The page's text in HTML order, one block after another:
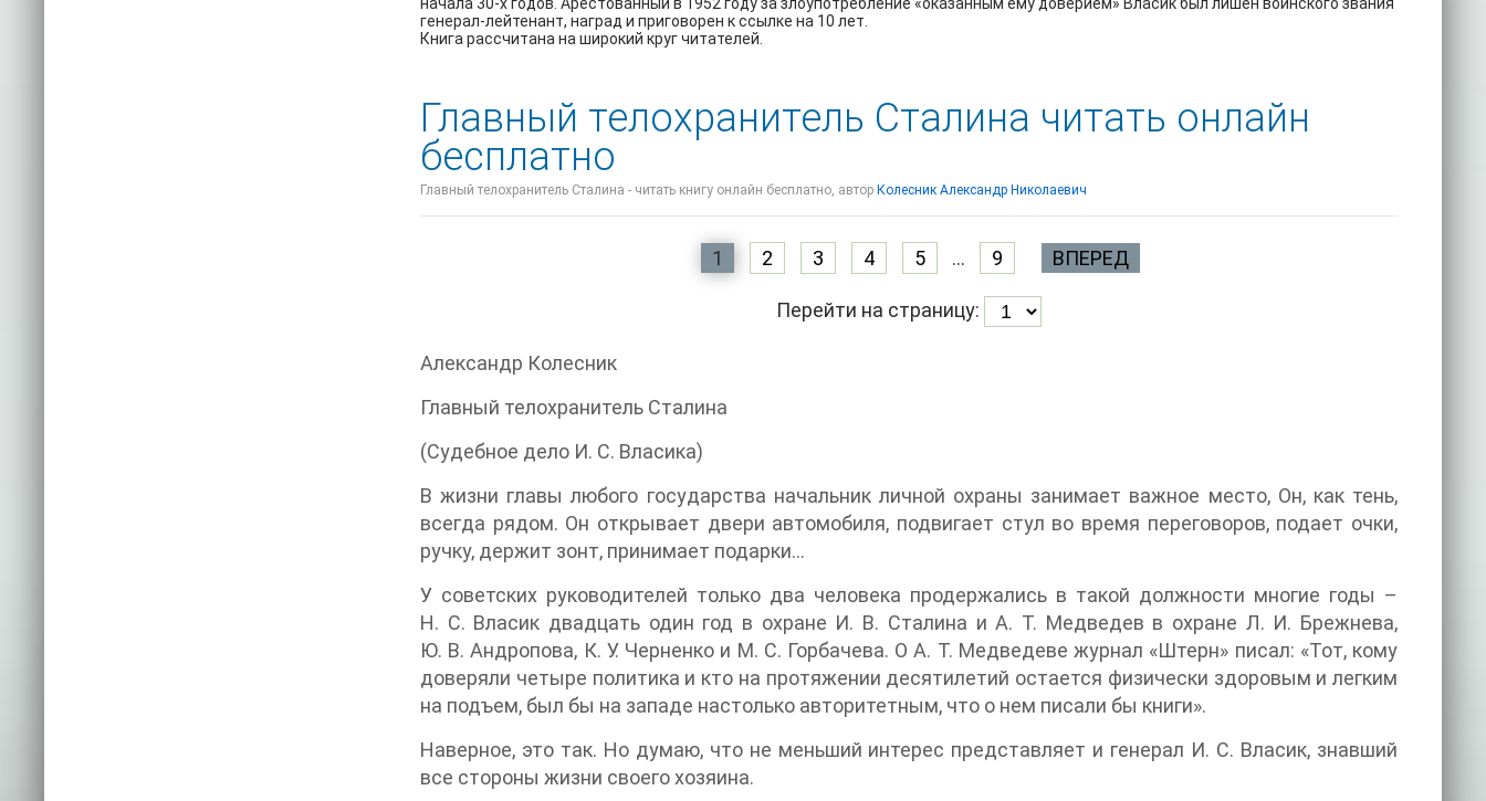
начала 30-х годов. Арестованный в 1952 году за злоупотребление «оказанным ему доверием» Власик был лишен воинского звания
генерал-лейтенант, наград и приговорен к ссылке на 10 лет.
Книга рассчитана на широкий круг читателей.
Главный телохранитель Сталина читать онлайн
бесплатно
Главный телохранитель Сталина - читать книгу онлайн бесплатно, автор Колесник Александр Николаевич
1 2 3 4 5 ... 9 ВПЕРЕД
Перейти на страницу:
Александр Колесник
Главный телохранитель Сталина
(Судебное дело И. С. Власика)
В жизни главы любого государства начальник личной охраны занимает важное место, Он, как тень,
всегда рядом. Он открывает двери автомобиля, подвигает стул во время переговоров, подает очки,
ручку, держит зонт, принимает подарки…
У советских руководителей только два человека продержались в такой должности многие годы –
Н. С. Власик двадцать один год в охране И. В. Сталина и А. Т. Медведев в охране Л. И. Брежнева,
Ю. В. Андропова, К. У. Черненко и М. С. Горбачева. О А. Т. Медведеве журнал «Штерн» писал: «Тот, кому
доверяли четыре политика и кто на протяжении десятилетий остается физически здоровым и легким
на подъем, был бы на западе настолько авторитетным, что о нем писали бы книги».
Наверное, это так. Но думаю, что не меньший интерес представляет и генерал И. С. Власик, знавший
все стороны жизни своего хозяина.